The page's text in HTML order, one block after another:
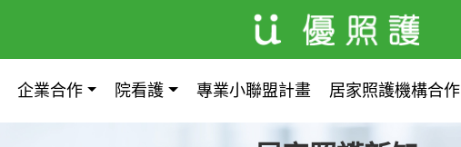
企業合作 院看護 專業小聯盟計畫 居家照護機構合作